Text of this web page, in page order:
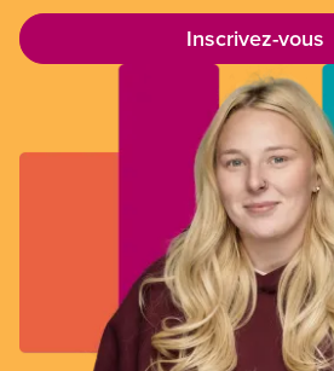
Inscrivez-vous